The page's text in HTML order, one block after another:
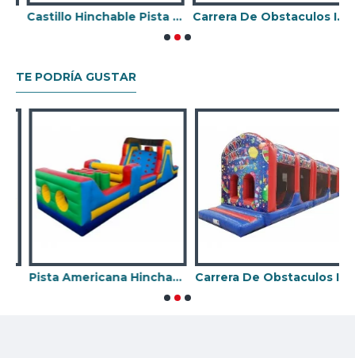
Castillo Hinchable Pista Americana Carrera De Obstaculos Inflables Para Adultos
TE PODRÍA GUSTAR
Pista Americana Hinchable Carrera De Obstaculos Inflables Para Adultos